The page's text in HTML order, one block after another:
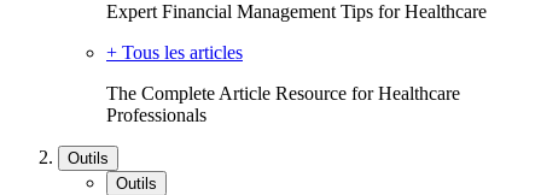
Expert Financial Management Tips for Healthcare
+ Tous les articles
The Complete Article Resource for Healthcare
Professionals
Outils
Outils